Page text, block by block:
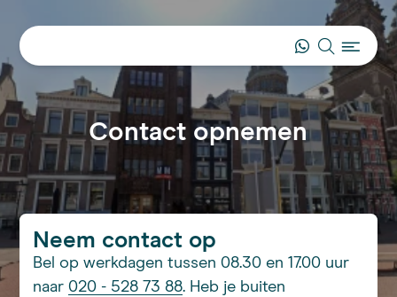
Contact opnemen
Neem contact op
Bel op werkdagen tussen 08.30 en 17.00 uur
naar 020 - 528 73 88. Heb je buiten